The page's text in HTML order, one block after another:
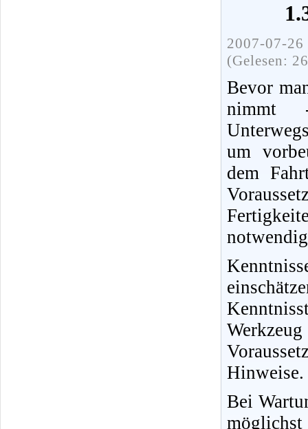
2007-07-
(Gelesen:
Bevor
um
dem
Hinweise.
Bei